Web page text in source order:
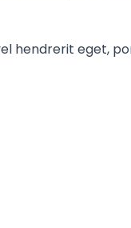
hendrerit eget,